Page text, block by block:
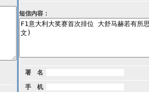
短信内容：
署 名
手 机